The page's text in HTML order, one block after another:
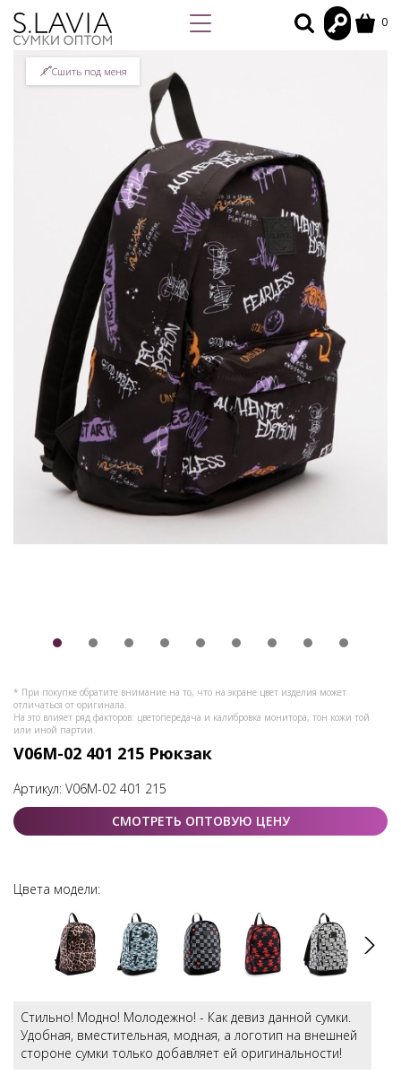
0
* При покупке обратите внимание на то, что на экране цвет изделия может
отличаться от оригинала.
На это влияет ряд факторов: цветопередача и калибровка монитора, тон кожи той
или иной партии.
Сшить под меня
V06M-02 401 215 Рюкзак
Артикул: V06M-02 401 215
СМОТРЕТЬ ОПТОВУЮ ЦЕНУ
Цвета модели:
Стильно! Модно! Молодежно! - Как девиз данной сумки.
Удобная, вместительная, модная, а логотип на внешней
стороне сумки только добавляет ей оригинальности!